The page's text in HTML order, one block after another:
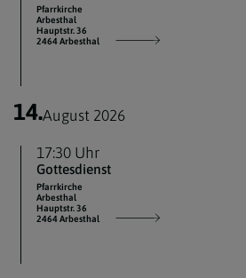
Pfarrkirche
Arbesthal
Hauptstr. 36
2464 Arbesthal
14.August 2026
17:30 Uhr
Gottesdienst
Pfarrkirche
Arbesthal
Hauptstr. 36
2464 Arbesthal